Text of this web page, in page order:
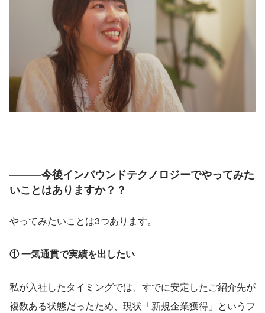
―――今後インバウンドテクノロジーでやってみた
いことはありますか？？
やってみたいことは3つあります。
① 一気通貫で実績を出したい
私が入社したタイミングでは、すでに安定したご紹介先が
複数ある状態だったため、現状「新規企業獲得」というフ